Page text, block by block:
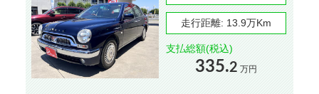
走行距離: 13.9万Km
支払総額(税込)
335.2 万円